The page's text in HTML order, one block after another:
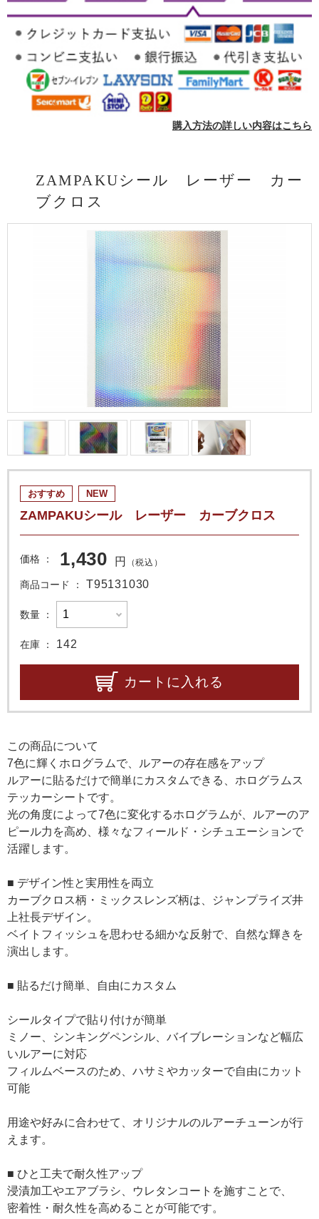
ZAMPAKUシール レーザー カー
ブクロス
おすすめ NEW
ZAMPAKUシール レーザー カーブクロス
価格 1,430 円 （税込）
商品コード T95131030
数量
在庫 142
カートに入れる
この商品について
7色に輝くホログラムで、ルアーの存在感をアップ
ルアーに貼るだけで簡単にカスタムできる、ホログラムス
テッカーシートです。
光の角度によって7色に変化するホログラムが、ルアーのア
ピール力を高め、様々なフィールド・シチュエーションで
活躍します。
■ デザイン性と実用性を両立
カーブクロス柄・ミックスレンズ柄は、ジャンプライズ井
上社長デザイン。
ベイトフィッシュを思わせる細かな反射で、自然な輝きを
演出します。
■ 貼るだけ簡単、自由にカスタム
シールタイプで貼り付けが簡単
ミノー、シンキングペンシル、バイブレーションなど幅広
いルアーに対応
フィルムベースのため、ハサミやカッターで自由にカット
可能
用途や好みに合わせて、オリジナルのルアーチューンが行
えます。
■ ひと工夫で耐久性アップ
浸漬加工やエアブラシ、ウレタンコートを施すことで、
密着性・耐久性を高めることが可能です。
購入方法の詳しい内容はこちら